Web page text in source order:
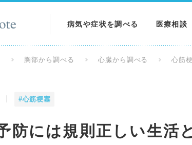
病気や症状を調べる 医療相談
胸部から調べる 心臓から調べる 心筋
#心筋梗塞
防には規則正しい生活